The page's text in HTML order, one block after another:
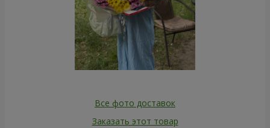
Все фото доставок
Заказать этот товар